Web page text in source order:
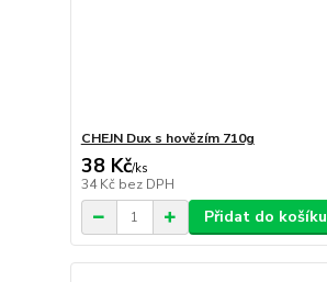
CHEJN Dux s hovězím 710g
38 Kč/ks
34 Kč bez DPH
Přidat do košíku